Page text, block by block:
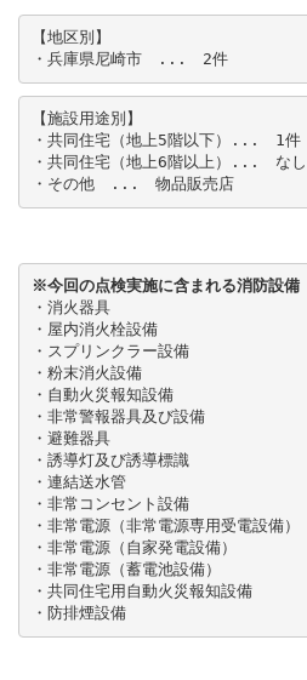
【地区別】
・兵庫県尼崎市　...　2件
【施設用途別】
・共同住宅（地上5階以下）...　1件
・共同住宅（地上6階以上）...　なし
・その他　...　物品販売店
※今回の点検実施に含まれる消防設備
・消火器具
・屋内消火栓設備
・スプリンクラー設備
・粉末消火設備
・自動火災報知設備
・非常警報器具及び設備
・避難器具
・誘導灯及び誘導標識
・連結送水管
・非常コンセント設備
・非常電源（非常電源専用受電設備）
・非常電源（自家発電設備）
・非常電源（蓄電池設備）
・共同住宅用自動火災報知設備
・防排煙設備